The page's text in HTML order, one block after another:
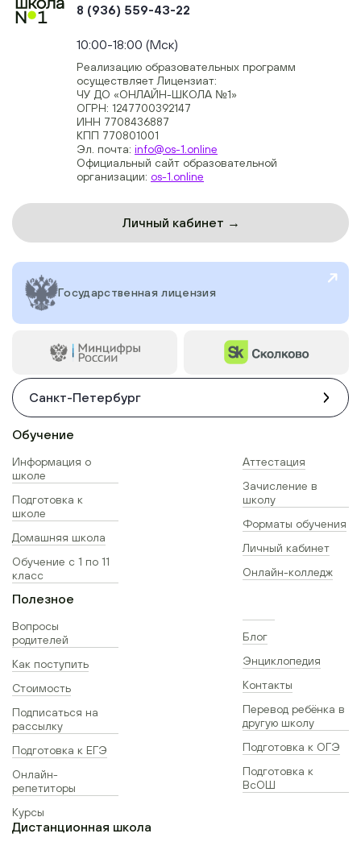
8 (936) 559-43-22
10:00-18:00 (Мск)
Реализацию образовательных программ
осуществляет Лицензиат:
ЧУ ДО «ОНЛАЙН-ШКОЛА №1»
ОГРН: 1247700392147
ИНН 7708436887
КПП 770801001
Эл. почта: info@os-1.online
Официальный сайт образовательной
организации: os-1.online
Личный кабинет →
Государственная лицензия
Санкт-Петербург
Обучение
Информация о
школе
Подготовка к
школе
Домашняя школа
Обучение с 1 по 11
класс
Аттестация
Зачисление в
школу
Форматы обучения
Личный кабинет
Онлайн-колледж
Полезное
Вопросы
родителей
Как поступить
Стоимость
Подписаться на
рассылку
Подготовка к ЕГЭ
Онлайн-
репетиторы
Курсы
Блог
Энциклопедия
Контакты
Перевод ребёнка в
другую школу
Подготовка к ОГЭ
Подготовка к
ВсОШ
Дистанционная школа